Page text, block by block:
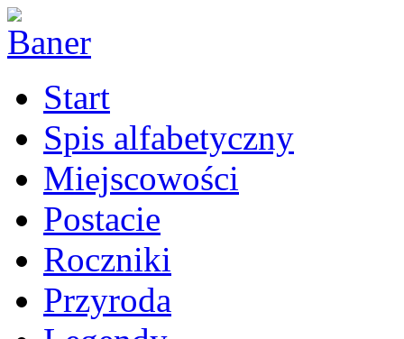
Start
Spis alfabetyczny
Miejscowości
Postacie
Roczniki
Przyroda